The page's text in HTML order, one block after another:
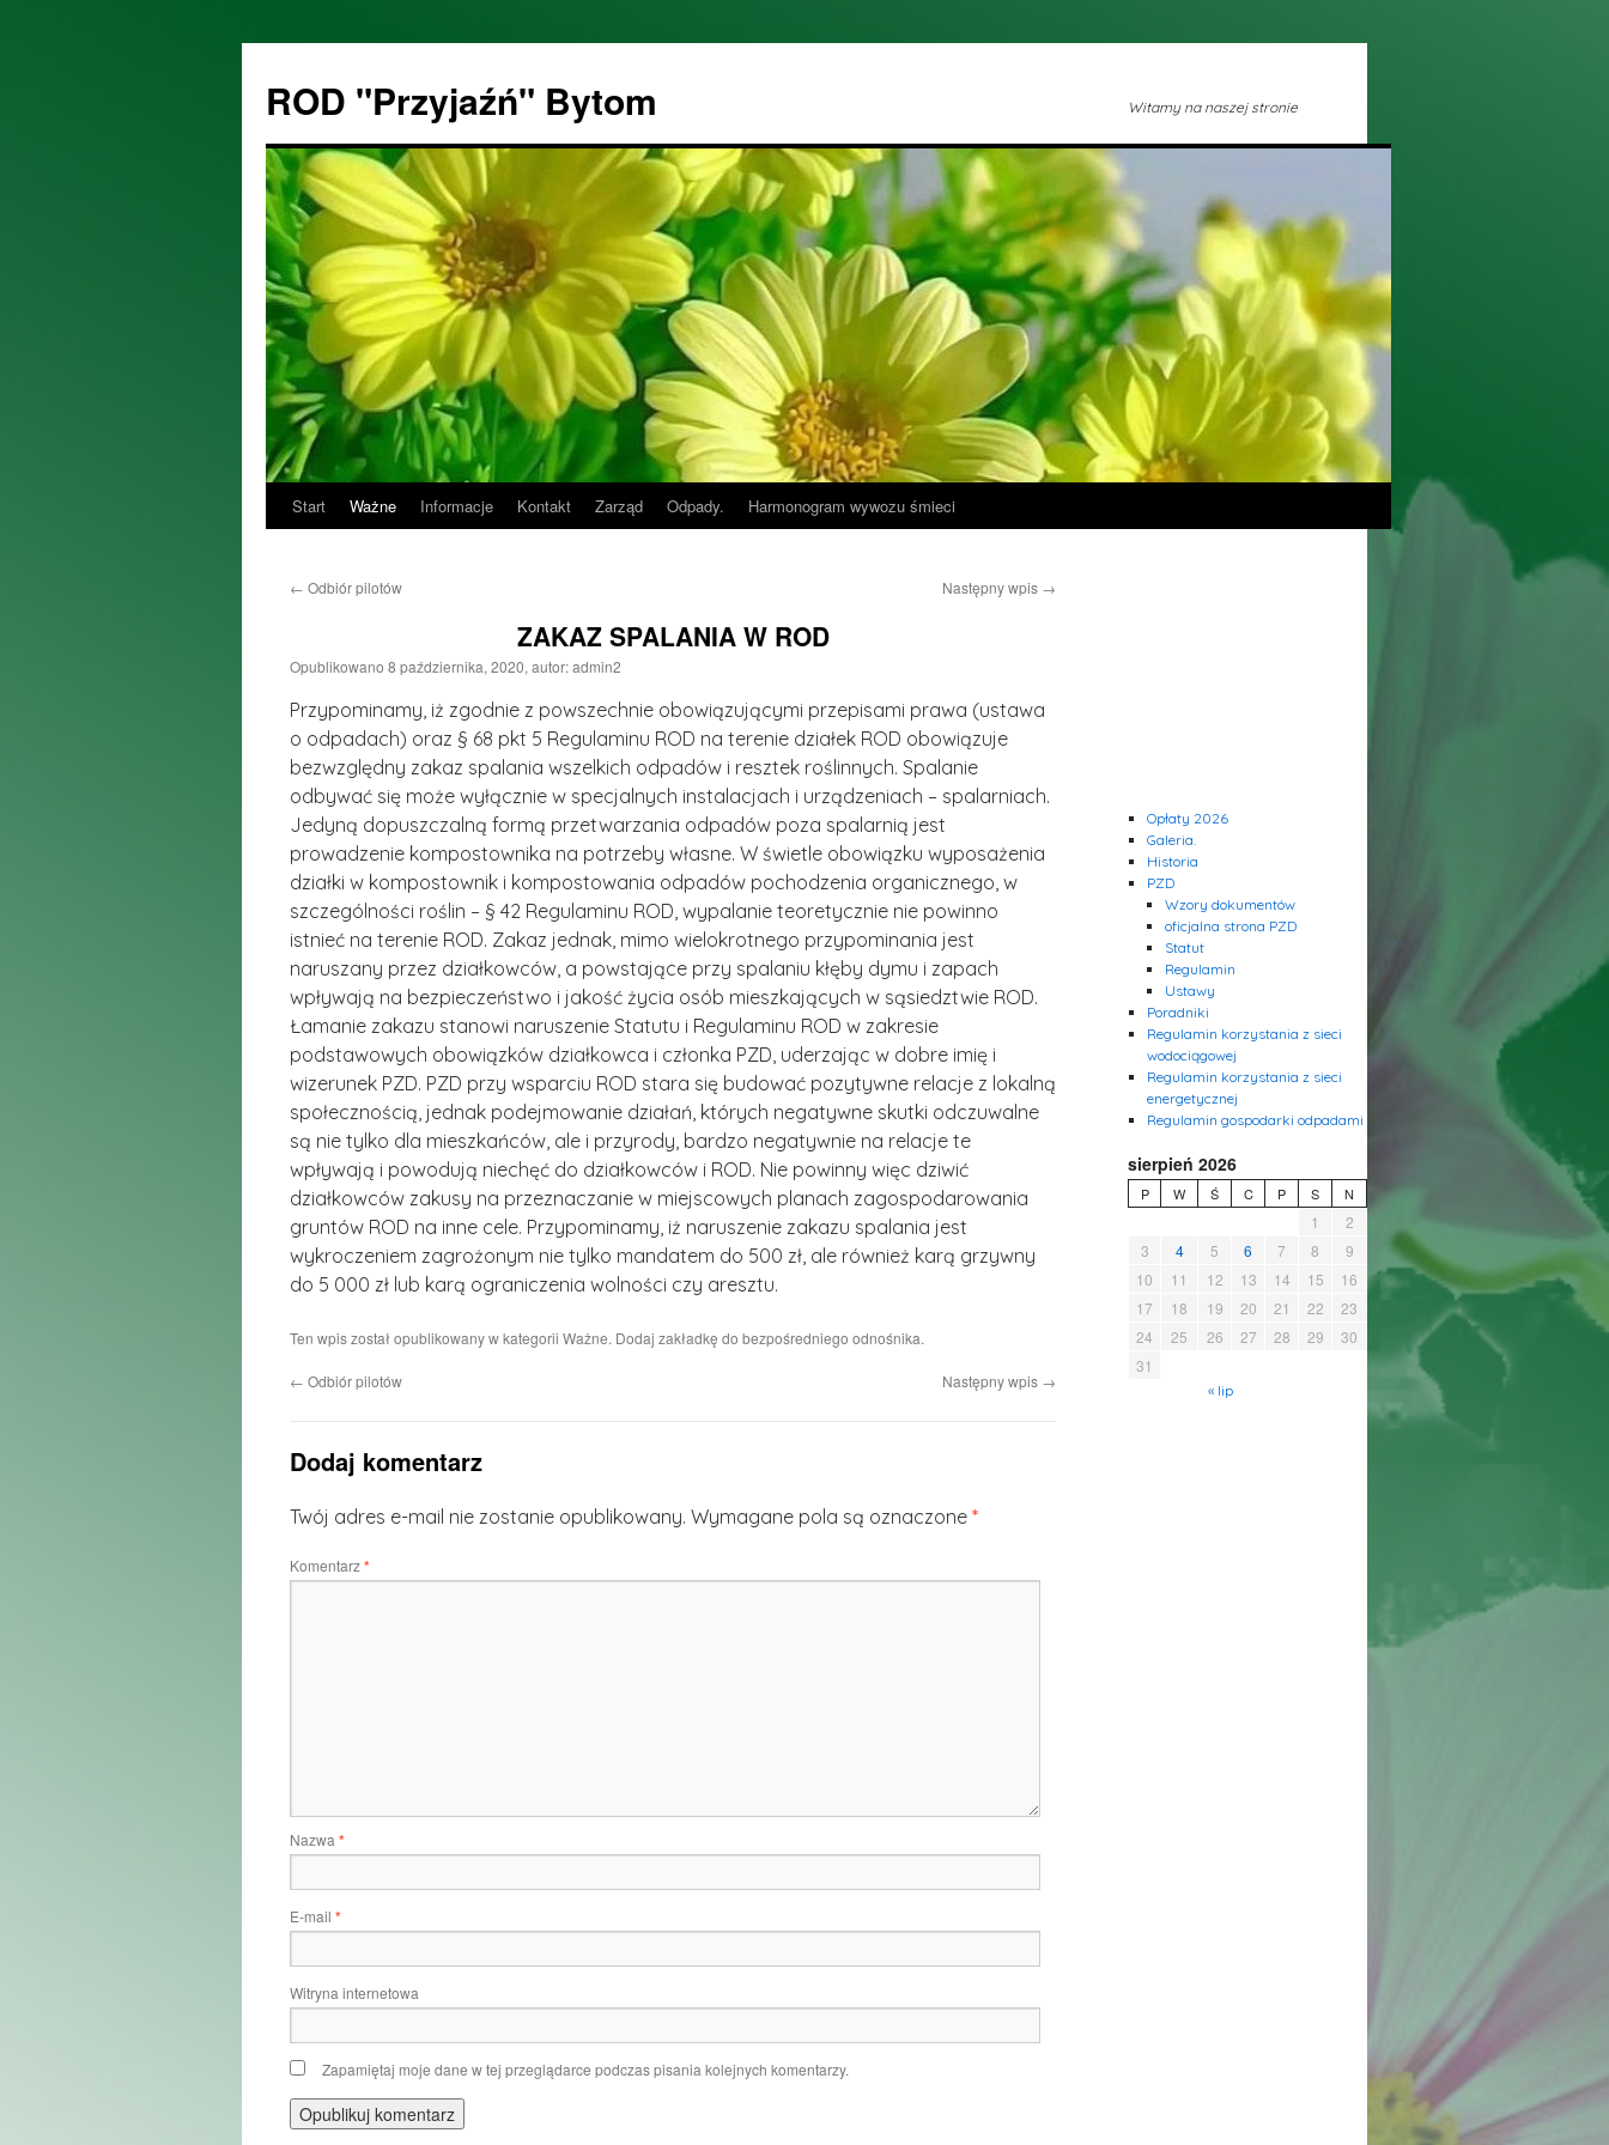
ROD "Przyjaźń" Bytom Witamy na naszej stronie
Przejdź
treści
Start Ważne Informacje Kontakt Zarząd Odpady. Harmonogram wywozu śmieci
← Odbiór pilotów Następny wpis →
ZAKAZ SPALANIA W ROD
Opublikowano 8 października, 2020, autor:admin2
Przypominamy, iż zgodnie z powszechnie obowiązującymi przepisami prawa (ustawa
o odpadach) oraz § 68 pkt 5 Regulaminu ROD na terenie działek ROD obowiązuje
bezwzględny zakaz spalania wszelkich odpadów i resztek roślinnych. Spalanie
odbywać się może wyłącznie w specjalnych instalacjach i urządzeniach – spalarniach.
Jedyną dopuszczalną formą przetwarzania odpadów poza spalarnią jest
prowadzenie kompostownika na potrzeby własne. W świetle obowiązku wyposażenia
działki w kompostownik i kompostowania odpadów pochodzenia organicznego, w
szczególności roślin – § 42 Regulaminu ROD, wypalanie teoretycznie nie powinno
istnieć na terenie ROD. Zakaz jednak, mimo wielokrotnego przypominania jest
naruszany przez działkowców, a powstające przy spalaniu kłęby dymu i zapach
wpływają na bezpieczeństwo i jakość życia osób mieszkających w sąsiedztwie ROD.
Łamanie zakazu stanowi naruszenie Statutu i Regulaminu ROD w zakresie
podstawowych obowiązków działkowca i członka PZD, uderzając w dobre imię i
wizerunek PZD. PZD przy wsparciu ROD stara się budować pozytywne relacje z lokalną
społecznością, jednak podejmowanie działań, których negatywne skutki odczuwalne
są nie tylko dla mieszkańców, ale i przyrody, bardzo negatywnie na relacje te
wpływają i powodują niechęć do działkowców i ROD. Nie powinny więc dziwić
działkowców zakusy na przeznaczanie w miejscowych planach zagospodarowania
gruntów ROD na inne cele. Przypominamy, iż naruszenie zakazu spalania jest
wykroczeniem zagrożonym nie tylko mandatem do 500 zł, ale również karą grzywny
do 5 000 zł lub karą ograniczenia wolności czy aresztu.
Ten wpis został opublikowany w kategorii Ważne. Dodaj zakładkę do bezpośredniego odnośnika.
← Odbiór pilotów Następny wpis →
Dodaj komentarz
Twój adres e-mail nie zostanie opublikowany. Wymagane pola są oznaczone *
Komentarz*
Nazwa *
E-mail *
Witryna internetowa
Zapamiętaj moje dane w tej przeglądarce podczas pisania kolejnych komentarzy.
Opłaty 2026
Galeria.
Historia
PZD
Wzory dokumentów
oficjalna strona PZD
Statut
Regulamin
Ustawy
Poradniki
Regulamin korzystania z sieci
wodociągowej
Regulamin korzystania z sieci
energetycznej
Regulamin gospodarki odpadami
sierpień 2026
P W Ś C P S N
1
2
3
4 5 6 7 8
9
10
11 12 13 14 15
16
17
18 19 20 21 22
23
24
25 26 27 28 29
30
31
« lip